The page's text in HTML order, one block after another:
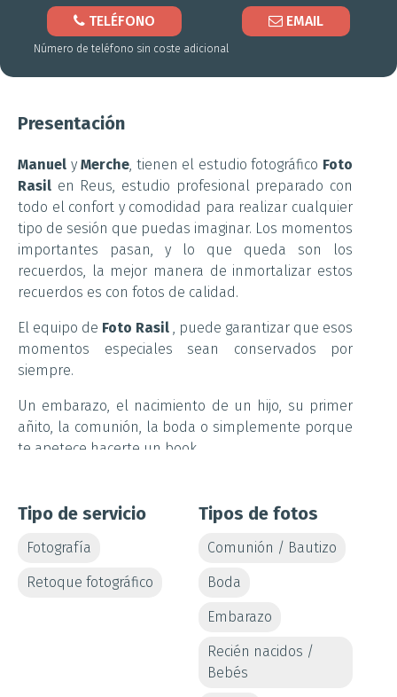
TELÉFONO
Número de teléfono sin coste adicional
EMAIL
Tipo de servicio
Fotografía
Retoque fotográfico
Tipos de fotos
Comunión / Bautizo
Boda
Embarazo
Recién nacidos /
Bebés
Presentación
Manuel yMerche, tienen el estudio fotográfico Foto
Rasil en Reus, estudio profesional preparado con
todo el confort y comodidad para realizar cualquier
tipo de sesión que puedas imaginar. Los momentos
importantes pasan, y lo que queda son los
recuerdos, la mejor manera de inmortalizar estos
recuerdos es con fotos de calidad.
El equipo de Foto Rasil , puede garantizar que esos
momentos especiales sean conservados por
siempre.
Un embarazo, el nacimiento de un hijo, su primer
añito, la comunión, la boda o simplemente porque
te apetece hacerte un book.
disposición su estudio para hacerlo realidad.
¿Prefieres que sea en casa o en exterior? También
aconsejarán y propondrán siempre la mejor opción.
En Foto Rasil no se conforman con que te gusten
las fotos, quieren que te emocionen.
Contáctales ya, y comienza a capturar en imágenes